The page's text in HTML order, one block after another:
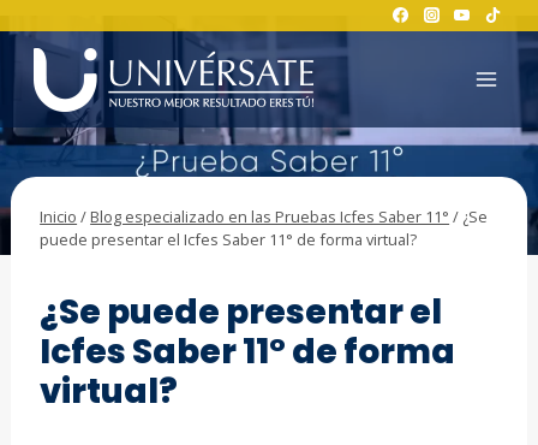
al
contenido
Inicio / Blog especializado en las Pruebas Icfes Saber 11° / ¿Se
puede presentar el Icfes Saber 11° de forma virtual?
¿Se puede presentar el
Icfes Saber 11° de forma
virtual?